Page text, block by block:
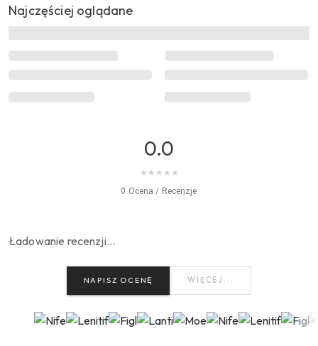
Najczęściej oglądane
0.0
★ ★ ★ ★ ★
0 Ocena / Recenzje
Ładowanie recenzji…
NAPISZ OCENĘ WIĘCEJ...